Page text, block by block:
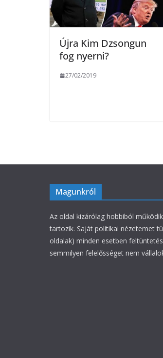
Újra Kim Dzsongun
fog nyerni?
27/02/2019
Magunkról
Az oldal kizárólag hobbiból
tartozik. Saját politikai nézetemet
oldalak) minden esetben
semmilyen felelősséget nem